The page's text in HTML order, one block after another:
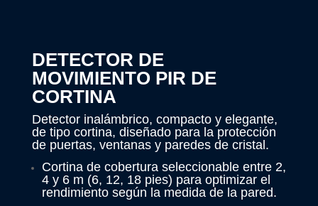
DETECTOR DE
MOVIMIENTO PIR DE
CORTINA
Detector inalámbrico, compacto y elegante,
de tipo cortina, diseñado para la protección
de puertas, ventanas y paredes de cristal.
Cortina de cobertura seleccionable entre 2,
4 y 6 m (6, 12, 18 pies) para optimizar el
rendimiento según la medida de la pared.